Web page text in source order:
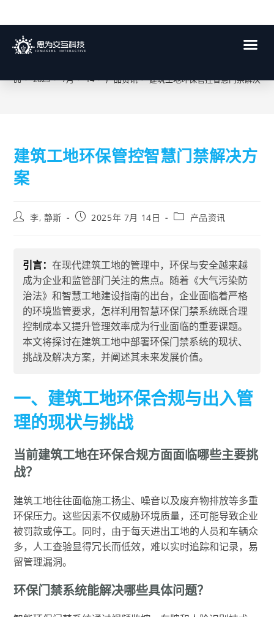
博客
> 2025 > 7月 > 14 > 产品资讯 > 建筑工地环保管控智慧门禁解决方
建筑工地环保管控智慧门禁解决方
案
李, 静斯 2025年 7月 14日 产品资讯
引言：在现代建筑工地的管理中，环保与安全越来越
成为企业和监管部门关注的焦点。随着《大气污染防
治法》和智慧工地建设指南的出台，企业面临着严格
的环境监管要求，怎样利用智慧环保门禁系统既合理
控制成本又提升管理效率成为行业面临的重要课题。
本文将探讨在建筑工地中部署环保门禁系统的现状、
挑战及解决方案，并阐述其未来发展价值。
一、建筑工地环保合规与出入管
理的现状与挑战
当前建筑工地在环保合规方面面临哪些主要挑
战？
建筑工地往往面临施工扬尘、噪音以及废弃物排放等多重
环保压力。这些因素不仅威胁环境质量，还可能导致企业
被罚款或停工。同时，由于每天进出工地的人员和车辆众
多，人工查验显得冗长而低效，难以实时追踪和记录，易
留管理漏洞。
环保门禁系统能解决哪些具体问题？